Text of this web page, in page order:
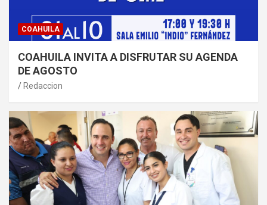
COAHUILA
COAHUILA INVITA A DISFRUTAR SU AGENDA
DE AGOSTO
Redaccion